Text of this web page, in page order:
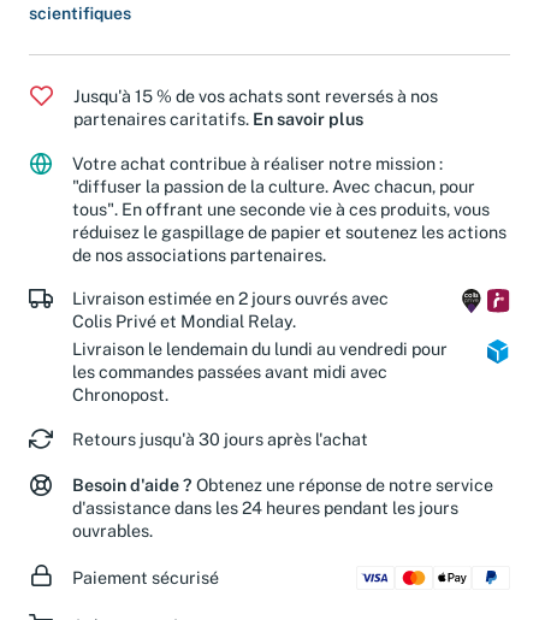
scientifiques
Jusqu'à 15 % de vos achats sont reversés à nos
partenaires caritatifs. En savoir plus
Votre achat contribue à réaliser notre mission :
"diffuser la passion de la culture. Avec chacun, pour
tous". En offrant une seconde vie à ces produits, vous
réduisez le gaspillage de papier et soutenez les actions
de nos associations partenaires.
Livraison estimée en 2 jours ouvrés avec
Colis Privé et Mondial Relay.
Livraison le lendemain du lundi au vendredi pour
les commandes passées avant midi avec
Chronopost.
Retours jusqu'à 30 jours après l'achat
Besoin d'aide ? Obtenez une réponse de notre service
d'assistance dans les 24 heures pendant les jours
ouvrables.
Paiement sécurisé